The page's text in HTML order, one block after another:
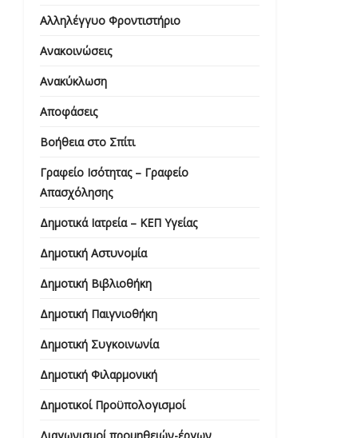
Αλληλέγγυο Φροντιστήριο
Ανακοινώσεις
Ανακύκλωση
Αποφάσεις
Βοήθεια στο Σπίτι
Γραφείο Ισότητας – Γραφείο
Απασχόλησης
Δημοτικά Ιατρεία – ΚΕΠ Υγείας
Δημοτική Αστυνομία
Δημοτική Βιβλιοθήκη
Δημοτική Παιγνιοθήκη
Δημοτική Συγκοινωνία
Δημοτική Φιλαρμονική
Δημοτικοί Προϋπολογισμοί